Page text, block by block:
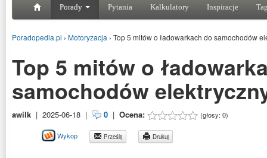
Porady Pytania Kalkulatory Inspiracje
Poradopedia.pl › Motoryzacja › Top 5 mitów o ładowarkach do samochodów
Top 5 mitów o
samochodów
awilk | 2025-06-18 | 0 | Ocena: (głosy: 0)
Wykop Prześlij Drukuj